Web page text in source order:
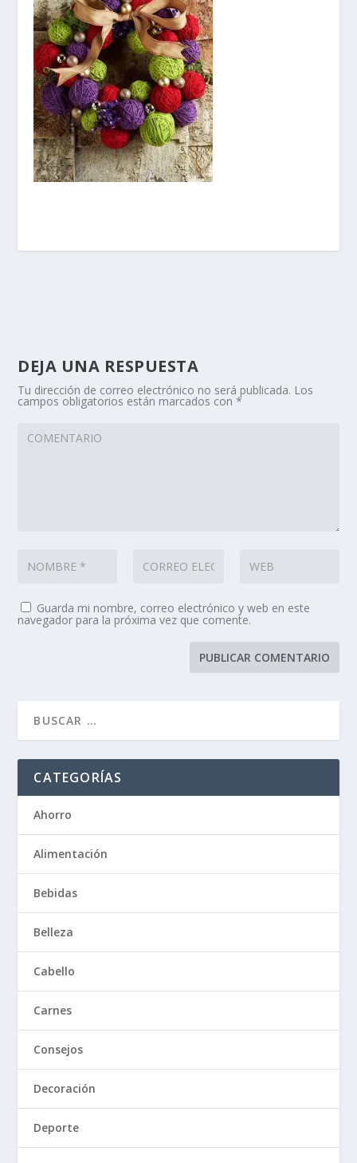
DEJA UNA RESPUESTA
Tu dirección de correo electrónico no será publicada. Los
campos obligatorios están marcados con*
Guarda mi nombre, correo electrónico y web en este
navegador para la próxima vez que comente.
CATEGORÍAS
Ahorro
Alimentación
Bebidas
Belleza
Cabello
Carnes
Consejos
Decoración
Deporte